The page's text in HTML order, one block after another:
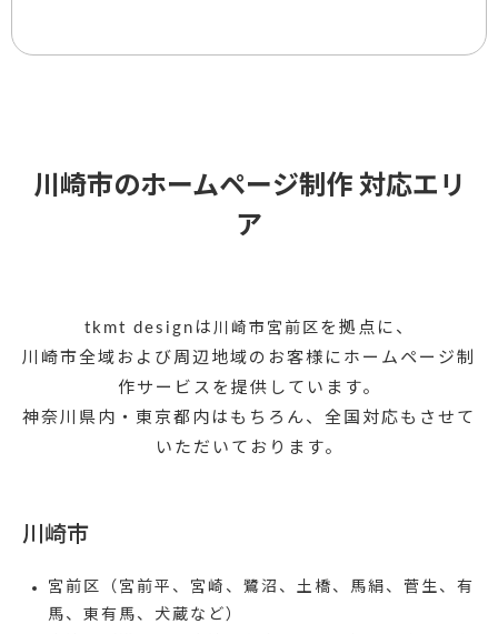
川崎市のホームページ制作 対応エリ
ア
tkmt designは 川崎市宮前区 を拠点に、
川崎市全域および周辺地域のお客様にホームページ制
作サービスを提供しています。
神奈川県内・東京都内はもちろん、全国対応もさせて
いただいております。
川崎市
宮前区
（宮前平、宮崎、鷺沼、土橋、馬絹、菅生、有
馬、東有馬、犬蔵など）